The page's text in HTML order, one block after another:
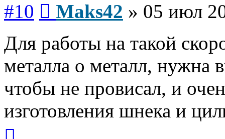
#10 Maks42 » 05 июл
Для работы на такой
металла о металл, нужна
чтобы не провисал, и
изготовления шнека и